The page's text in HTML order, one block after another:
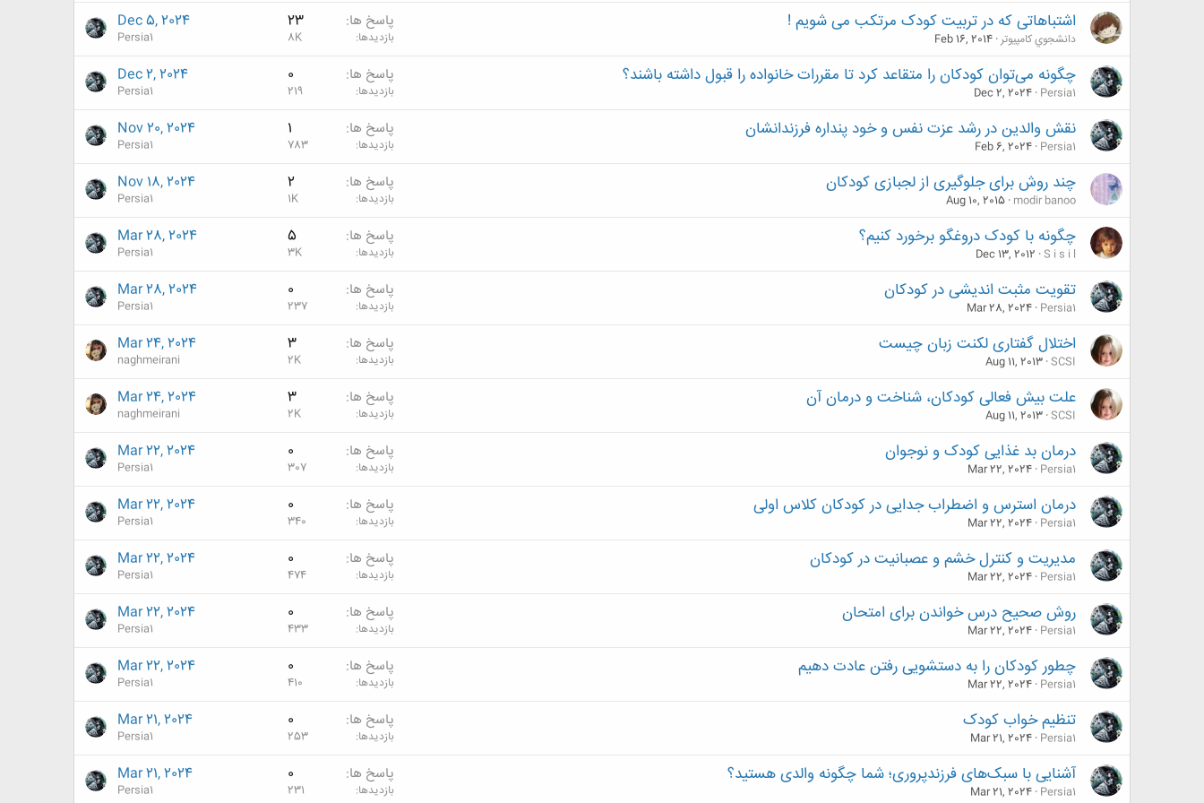
اشتبا‌هاتی که در تربیت کودک مرتکب می شویم !
دانشجوي كامپيوتر Feb 16, 2014
پاسخ ها 23
بازدیدها 8K
Dec 5, 2024
Persia1
چگونه می‌توان کودکان را متقاعد کرد تا مقررات خانواده را قبول داشته باشند؟
Persia1
Dec 2, 2024
پاسخ ها 0
بازدیدها 219
Dec 2, 2024
Persia1
نقش والدین در رشد عزت نفس و خود پنداره فرزندانشان
Persia1
Feb 6, 2024
پاسخ ها 1
بازدیدها 783
Nov 20, 2024
Persia1
چند روش برای جلوگیری از لجبازی کودکان
modir banoo
Aug 10, 2015
پاسخ ها 2
بازدیدها 1K
Nov 18, 2024
Persia1
چگونه با کودک دروغگو برخورد کنیم؟
S i s i l
Dec 13, 2012
پاسخ ها 5
بازدیدها 3K
Mar 28, 2024
Persia1
تقویت مثبت اندیشی در کودکان
Persia1
Mar 28, 2024
پاسخ ها 0
بازدیدها 237
Mar 28, 2024
Persia1
اختلال گفتاری لکنت زبان چیست
SCSI
Aug 11, 2013
پاسخ ها 3
بازدیدها 2K
Mar 24, 2024
naghmeirani
علت بیش فعالی کودکان، شناخت و درمان آن
SCSI
Aug 11, 2013
پاسخ ها 3
بازدیدها 2K
Mar 24, 2024
naghmeirani
درمان بد غذایی کودک و نوجوان
Persia1
Mar 22, 2024
پاسخ ها 0
بازدیدها 307
Mar 22, 2024
Persia1
درمان استرس و اضطراب جدایی در کودکان کلاس اولی
Persia1
Mar 22, 2024
پاسخ ها 0
بازدیدها 340
Mar 22, 2024
Persia1
مدیریت و کنترل خشم و عصبانیت در کودکان
Persia1
Mar 22, 2024
پاسخ ها 0
بازدیدها 474
Mar 22, 2024
Persia1
روش‌ صحیح درس خواندن برای امتحان
Persia1
Mar 22, 2024
پاسخ ها 0
بازدیدها 433
Mar 22, 2024
Persia1
چطور کودکان را به دستشویی ‌رفتن عادت دهیم
Persia1
Mar 22, 2024
پاسخ ها 0
بازدیدها 410
Mar 22, 2024
Persia1
تنظیم خواب کودک
Persia1
Mar 21, 2024
پاسخ ها 0
بازدیدها 253
Mar 21, 2024
Persia1
آشنایی با سبک‌های فرزندپروری؛ شما چگونه والدی هستید؟
Persia1
Mar 21, 2024
پاسخ ها 0
بازدیدها 231
Mar 21, 2024
Persia1